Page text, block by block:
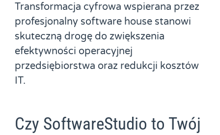
Transformacja cyfrowa wspierana przez
profesjonalny software house stanowi
skuteczną drogę do zwiększenia
efektywności operacyjnej
przedsiębiorstwa oraz redukcji kosztów
IT.
Czy SoftwareStudio to Twój